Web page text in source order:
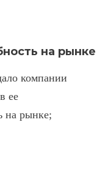
на рынке
компании
ее
на рынке;